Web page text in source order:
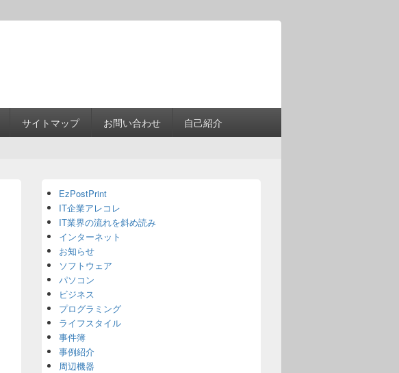
サイトマップ お問い合わせ 自己紹介
Sidebar
Widget
Area
EzPostPrint
IT企業アレコレ
IT業界の流れを斜め読み
インターネット
お知らせ
ソフトウェア
パソコン
ビジネス
プログラミング
ライフスタイル
事件簿
事例紹介
周辺機器